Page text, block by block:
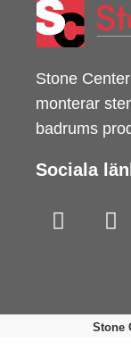
Stone
monterar
badrums
Sociala
Stone